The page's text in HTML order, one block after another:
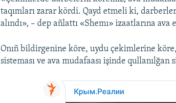
taqımları zarar kördi. Qayd etmeli ki,
alındı», – dep añlattı «Shemı» izaatlarına
Onıñ bildirgenine köre, uydu çekimlerine
sisteması ve ava mudafaası işinde